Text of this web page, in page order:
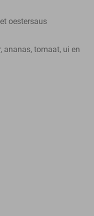
oestersaus
ananas, tomaat, ui en